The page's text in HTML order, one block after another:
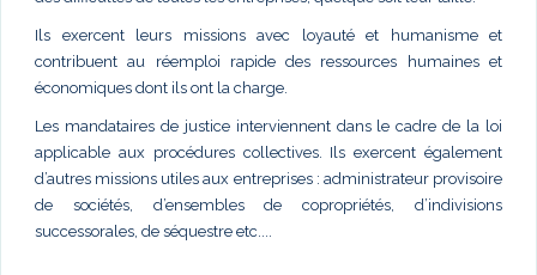
Ils exercent leurs missions avec loyauté et humanisme et
contribuent au réemploi rapide des ressources humaines et
économiques dont ils ont la charge.
Les mandataires de justice interviennent dans le cadre de la loi
applicable aux procédures collectives. Ils exercent également
d’autres missions utiles aux entreprises : administrateur provisoire
de sociétés, d’ensembles de copropriétés, d’indivisions
successorales, de séquestre etc....